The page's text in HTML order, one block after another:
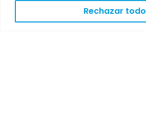
Rechazar todo